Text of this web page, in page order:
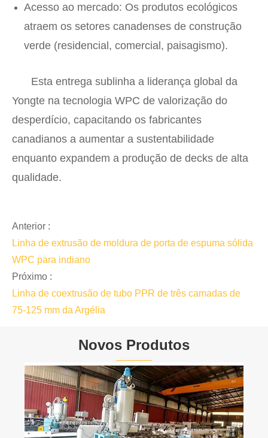
Acesso ao mercado: Os produtos ecológicos
atraem os setores canadenses de construção
verde (residencial, comercial, paisagismo).
Esta entrega sublinha a liderança global da
Yongte na tecnologia WPC de valorização do
desperdício, capacitando os fabricantes
canadianos a aumentar a sustentabilidade
enquanto expandem a produção de decks de alta
qualidade.
Anterior :
Linha de extrusão de moldura de porta de espuma sólida
WPC para indiano
Próximo :
Linha de coextrusão de tubo PPR de três camadas de
75-125 mm da Argélia
Novos Produtos